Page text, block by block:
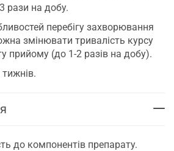
рази на добу.
перебігу захворювання
змінювати тривалість курсу
прийому (до 1-2 разів на добу).
до компонентів препарату.